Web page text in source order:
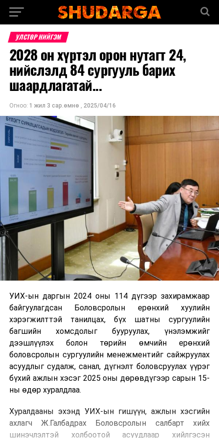
УЛСТӨР НИЙГЭМ
2028 он хүртэл орон нутагт 24,
нийслэлд 84 сургууль барих
шаардлагатай...
Огноо: 1 жил 3 сар.өмнө , 2025/04/16
УИХ-ын даргын 2024 оны 114 дүгээр захирамжаар
байгуулагдсан Боловсролын ерөнхий хуулийн
хэрэгжилттэй танилцах, бүх шатны сургуулийн
багшийн хомсдолыг бууруулах, үнэлэмжийг
дээшлүүлэх болон төрийн өмчийн ерөнхий
боловсролын сургуулийн менежментийг сайжруулах
асуудлыг судалж, санал, дүгнэлт боловсруулах үүрэг
бүхий ажлын хэсэг 2025 оны дөрөвдүгээр сарын 15-
ны өдөр хуралдлаа.
Хуралдааны эхэнд УИХ-ын гишүүн, ажлын хэсгийн
ахлагч Ж.Галбадрах Боловсролын салбарт хийх
шинэчлэлтэй холбоотой асуудлаар хийлгэсэн